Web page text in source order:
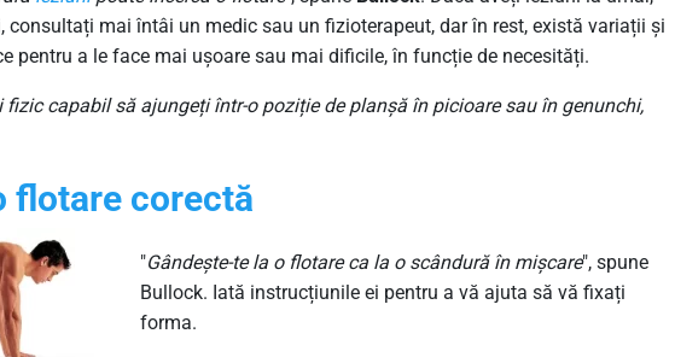
consultați mai întâi un medic sau un fizioterapeut, dar în rest, există variații și
pentru a le face mai ușoare sau mai dificile, în funcție de necesități.
fizic capabil să ajungeți într-o poziție de planșă în picioare sau în genunchi,
flotare corectă
"Gândește-te la o flotare ca la o scândură în mișcare", spune
Bullock. Iată instrucțiunile ei pentru a vă ajuta să vă fixați
forma.